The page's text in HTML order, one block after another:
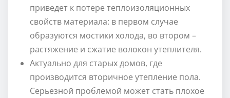
приведет к потере теплоизоляционных
свойств материала: в первом случае
образуются мостики холода, во втором –
растяжение и сжатие волокон утеплителя.
Актуально для старых домов, где
производится вторичное утепление пола.
Серьезной проблемой может стать плохое